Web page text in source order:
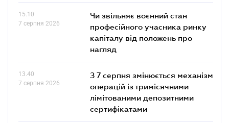
15.10
7 серпня 2026
Чи звільняє воєнний стан
професійного учасника ринку
капіталу від положень про
нагляд
13.40
7 серпня 2026
З 7 серпня змінюється механізм
операцій із тримісячними
лімітованими депозитними
сертифікатами